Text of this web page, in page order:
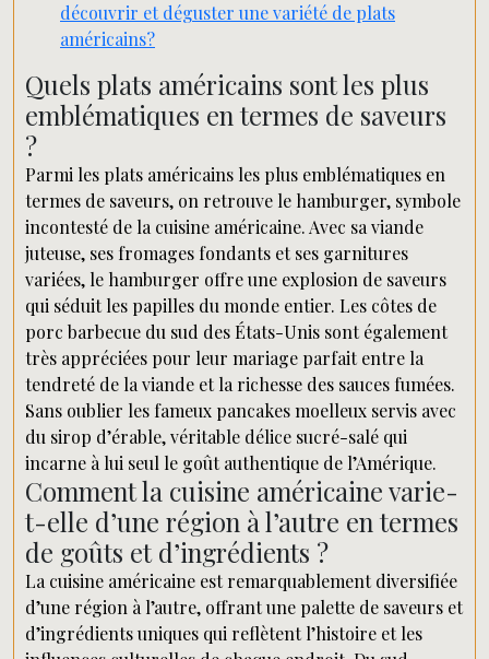
découvrir et déguster une variété de plats
américains?
Quels plats américains sont les plus
emblématiques en termes de saveurs
?
Parmi les plats américains les plus emblématiques en
termes de saveurs, on retrouve le hamburger, symbole
incontesté de la cuisine américaine. Avec sa viande
juteuse, ses fromages fondants et ses garnitures
variées, le hamburger offre une explosion de saveurs
qui séduit les papilles du monde entier. Les côtes de
porc barbecue du sud des États-Unis sont également
très appréciées pour leur mariage parfait entre la
tendreté de la viande et la richesse des sauces fumées.
Sans oublier les fameux pancakes moelleux servis avec
du sirop d’érable, véritable délice sucré-salé qui
incarne à lui seul le goût authentique de l’Amérique.
Comment la cuisine américaine varie-
t-elle d’une région à l’autre en termes
de goûts et d’ingrédients ?
La cuisine américaine est remarquablement diversifiée
d’une région à l’autre, offrant une palette de saveurs et
d’ingrédients uniques qui reflètent l’histoire et les